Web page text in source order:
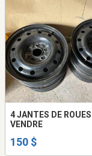
4 JANTES DE
VENDRE
150 $